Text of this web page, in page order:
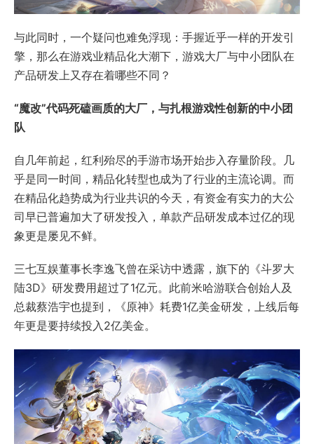
与此同时，一个疑问也难免浮现：手握近乎一样的开发引
擎，那么在游戏业精品化大潮下，游戏大厂与中小团队在
产品研发上又存在着哪些不同？
“魔改”代码死磕画质的大厂，与扎根游戏性创新的中小团
队
自几年前起，红利殆尽的手游市场开始步入存量阶段。几
乎是同一时间，精品化转型也成为了行业的主流论调。而
在精品化趋势成为行业共识的今天，有资金有实力的大公
司早已普遍加大了研发投入，单款产品研发成本过亿的现
象更是屡见不鲜。
三七互娱董事长李逸飞曾在采访中透露，旗下的《斗罗大
陆3D》研发费用超过了1亿元。此前米哈游联合创始人及
总裁蔡浩宇也提到，《原神》耗费1亿美金研发，上线后每
年更是要持续投入2亿美金。